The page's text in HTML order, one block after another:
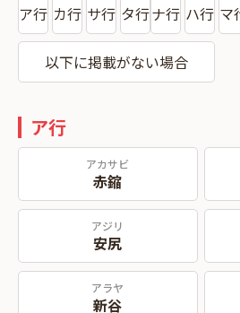
ア行 カ行 サ行 タ行ナ行 ハ行 マ
以下に掲載がない場合
ア行
アカサビ
赤鏥
アジリ
安尻
アラヤ
新谷